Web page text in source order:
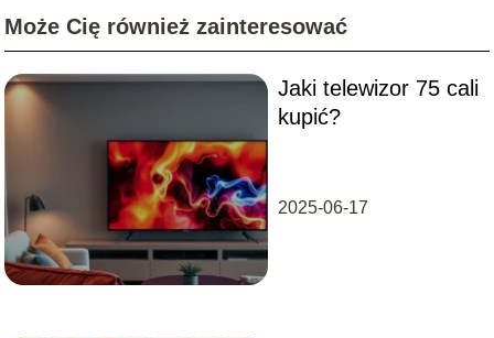
Może Cię również zainteresować
Jaki telewizor 75 cali
kupić?
2025-06-17